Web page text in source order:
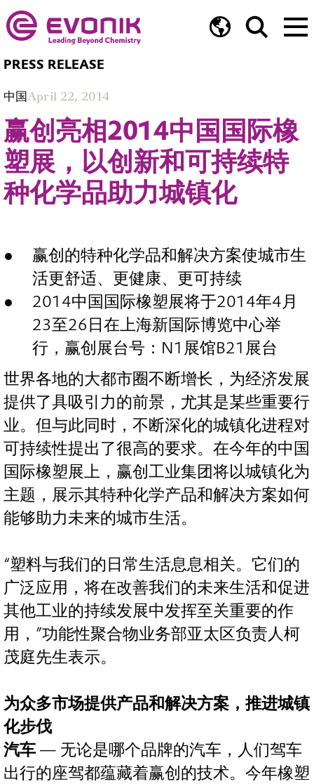
PRESS RELEASE
中国April 22, 2014
赢创亮相2014中国国际橡
塑展，以创新和可持续特
种化学品助力城镇化
赢创的特种化学品和解决方案使城市生
活更舒适、更健康、更可持续
2014中国国际橡塑展将于2014年4月
23至26日在上海新国际博览中心举
行，赢创展台号：N1展馆B21展台
世界各地的大都市圈不断增长，为经济发展
提供了具吸引力的前景，尤其是某些重要行
业。但与此同时，不断深化的城镇化进程对
可持续性提出了很高的要求。在今年的中国
国际橡塑展上，赢创工业集团将以城镇化为
主题，展示其特种化学产品和解决方案如何
能够助力未来的城市生活。
“塑料与我们的日常生活息息相关。它们的
广泛应用，将在改善我们的未来生活和促进
其他工业的持续发展中发挥至关重要的作
用，”功能性聚合物业务部亚太区负责人柯
茂庭先生表示。
为众多市场提供产品和解决方案，推进城镇
化步伐
汽车 — 无论是哪个品牌的汽车，人们驾车
出行的座驾都蕴藏着赢创的技术。今年橡塑